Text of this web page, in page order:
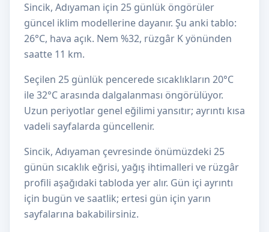
Sincik, Adıyaman için 25 günlük öngörüler
güncel iklim modellerine dayanır. Şu anki tablo:
26°C, hava açık. Nem %32, rüzgâr K yönünden
saatte 11 km.
Seçilen 25 günlük pencerede sıcaklıkların 20°C
ile 32°C arasında dalgalanması öngörülüyor.
Uzun periyotlar genel eğilimi yansıtır; ayrıntı kısa
vadeli sayfalarda güncellenir.
Sincik, Adıyaman çevresinde önümüzdeki 25
günün sıcaklık eğrisi, yağış ihtimalleri ve rüzgâr
profili aşağıdaki tabloda yer alır. Gün içi ayrıntı
için bugün ve saatlik; ertesi gün için yarın
sayfalarına bakabilirsiniz.